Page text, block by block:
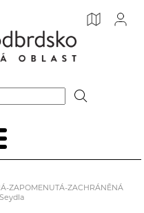
ZAPOMENUTÁ-ZACHRÁNĚNÁ